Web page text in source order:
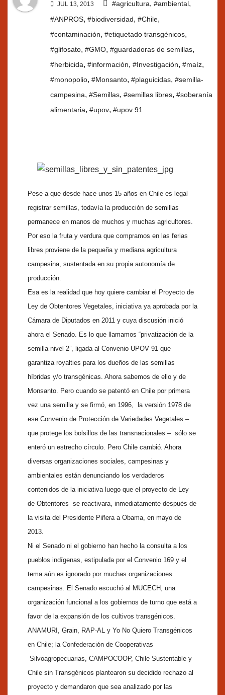
JUL 13, 2013 #agricultura, #ambiental,
#ANPROS, #biodiversidad, #Chile,
#contaminación, #etiquetado transgénicos,
#glifosato, #GMO, #guardadoras de semillas,
#herbicida, #información, #Investigación, #maíz,
#monopolio, #Monsanto, #plaguicidas, #semilla-
campesina, #Semillas, #semillas libres, #soberanía
alimentaria, #upov, #upov 91
Pese a que desde hace unos 15 años en Chile es legal
registrar semillas, todavía la producción de semillas
permanece en manos de muchos y muchas agricultores.
Por eso la fruta y verdura que compramos en las ferias
libres proviene de la pequeña y mediana agricultura
campesina, sustentada en su propia autonomía de
producción.
Esa es la realidad que hoy quiere cambiar el Proyecto de
Ley de Obtentores Vegetales, iniciativa ya aprobada por la
Cámara de Diputados en 2011 y cuya discusión inició
ahora el Senado. Es lo que llamamos “privatización de la
semilla nivel 2”, ligada al Convenio UPOV 91 que
garantiza royalties para los dueños de las semillas
híbridas y/o transgénicas. Ahora sabemos de ello y de
Monsanto. Pero cuando se patentó en Chile por primera
vez una semilla y se firmó, en 1996, la versión 1978 de
ese Convenio de Protección de Variedades Vegetales –
que protege los bolsillos de las transnacionales – sólo se
enteró un estrecho círculo. Pero Chile cambió. Ahora
diversas organizaciones sociales, campesinas y
ambientales están denunciando los verdaderos
contenidos de la iniciativa luego que el proyecto de Ley
de Obtentores se reactivara, inmediatamente después de
la visita del Presidente Piñera a Obama, en mayo de
2013.
Ni el Senado ni el gobierno han hecho la consulta a los
pueblos indígenas, estipulada por el Convenio 169 y el
tema aún es ignorado por muchas organizaciones
campesinas. El Senado escuchó al MUCECH, una
organización funcional a los gobiernos de turno que está a
favor de la expansión de los cultivos transgénicos.
ANAMURI, Grain, RAP-AL y Yo No Quiero Transgénicos
en Chile; la Confederación de Cooperativas
Silvoagropecuarias, CAMPOCOOP, Chile Sustentable y
Chile sin Transgénicos plantearon su decidido rechazo al
proyecto y demandaron que sea analizado por las